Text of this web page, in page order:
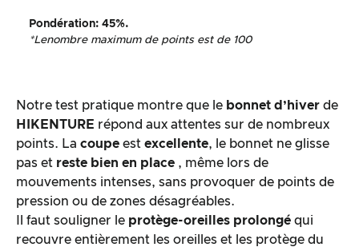
Pondération: 45%.
*Lenombre maximum de points est de 100
Notre test pratique montre que le bonnet d’hiver de
HIKENTURE répond aux attentes sur de nombreux
points. La coupe est excellente, le bonnet ne glisse
pas et reste bien en place , même lors de
mouvements intenses, sans provoquer de points de
pression ou de zones désagréables.
Il faut souligner le protège-oreilles prolongé qui
recouvre entièrement les oreilles et les protège du